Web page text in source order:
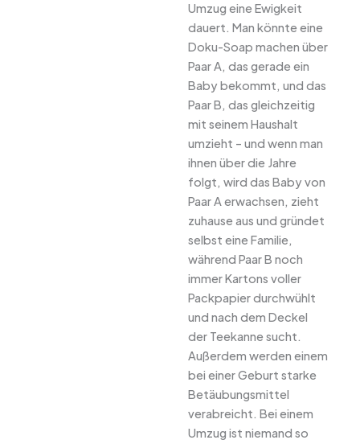
Umzug eine Ewigkeit
dauert. Man könnte eine
Doku-Soap machen über
Paar A, das gerade ein
Baby bekommt, und das
Paar B, das gleichzeitig
mit seinem Haushalt
umzieht – und wenn man
ihnen über die Jahre
folgt, wird das Baby von
Paar A erwachsen, zieht
zuhause aus und gründet
selbst eine Familie,
während Paar B noch
immer Kartons voller
Packpapier durchwühlt
und nach dem Deckel
der Teekanne sucht.
Außerdem werden einem
bei einer Geburt starke
Betäubungsmittel
verabreicht. Bei einem
Umzug ist niemand so